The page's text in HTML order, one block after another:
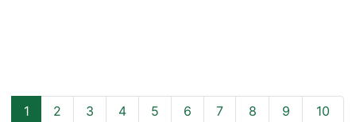
1 2 3 4 5 6 7 8 9 10